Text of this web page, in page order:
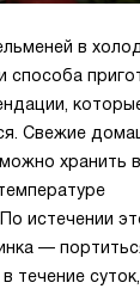
в
способа
Свежие
хранить
истечении
—
течение